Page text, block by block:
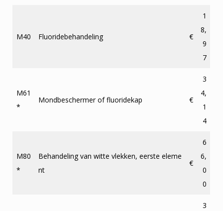
M40 Fluoridebehandeling €
1
8,
9
7
M61
*
Mondbeschermer of fluoridekap €
3
4,
1
4
M80
*
Behandeling van witte vlekken, eerste eleme
nt
€
6
6,
0
0
3